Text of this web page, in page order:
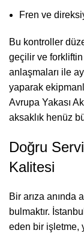
Fren ve
Bu kontroller
geçilir ve
anlaşmaları ile
yaparak
Avrupa Yakası
aksaklık henüz
Doğru
Kalitesi
Bir arıza
bulmaktır.
eden bir işletme,